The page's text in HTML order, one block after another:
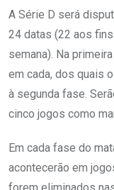
A Série D será
24 datas (22 aos
semana). Na
em cada, dos quais
à segunda fase.
cinco jogos como
Em cada fase do
acontecerão em